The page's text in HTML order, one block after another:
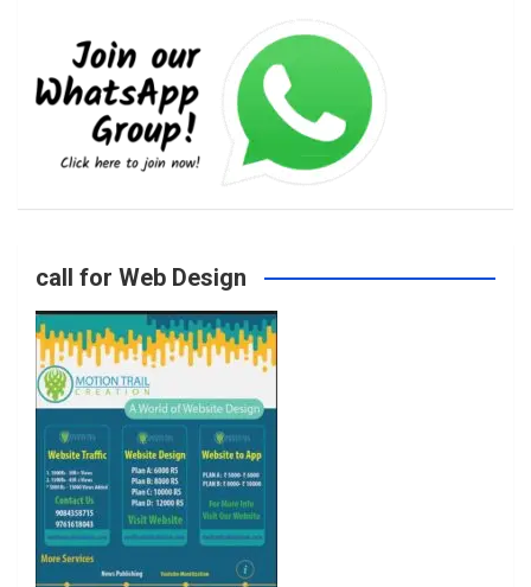
e
b
o
k
r
a
m
call for Web Design